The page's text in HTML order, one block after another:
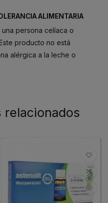
ALIMENTARIA
persona celíaca o
producto no está
alérgica a la leche o